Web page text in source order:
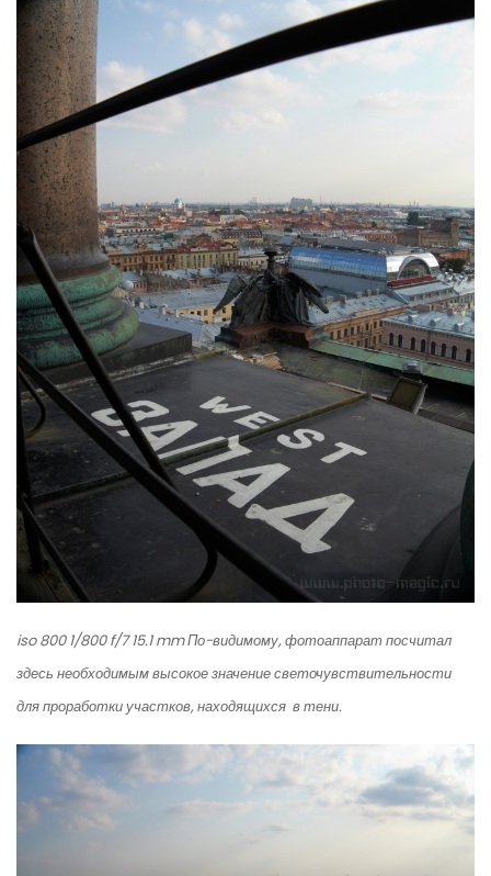
iso 800 1/800 f/7 15.1 mmПо-видимому, фотоаппарат посчитал
здесь необходимым высокое значение светочувствительности
для проработки участков, находящихся в тени.